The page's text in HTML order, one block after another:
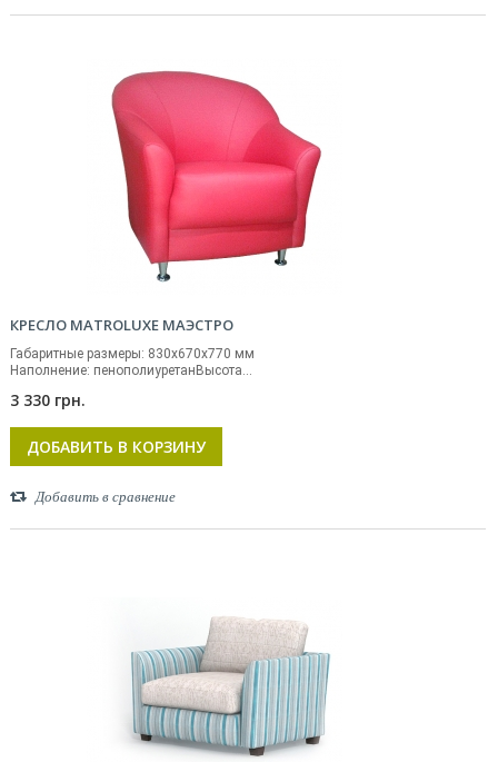
КРЕСЛО MATROLUXE МАЭСТРО
Габаритные размеры: 830x670x770 мм
Наполнение: пенополиуретанВысота...
3 330 грн.
ДОБАВИТЬ В КОРЗИНУ
Добавить в сравнение